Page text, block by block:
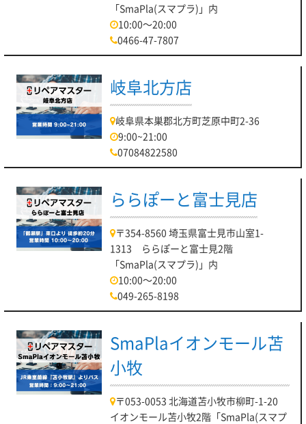
「SmaPla(スマプラ)」内
10:00～20:00
0466-47-7807
岐阜北方店
岐阜県本巣郡北方町芝原中町2-36
9:00~21:00
07084822580
ららぽーと富士見店
〒354-8560 埼玉県富士見市山室1-
1313 ららぽーと富士見2階
「SmaPla(スマプラ)」内
10:00～20:00
049-265-8198
SmaPlaイオンモール苫
小牧
〒053-0053 北海道苫小牧市柳町-1-20
イオンモール苫小牧2階「SmaPla(スマプ